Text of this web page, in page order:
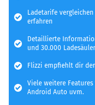
Ladetarife
erfahren
Detaillierte
und 30.000
Flizzi empfiehlt dir
Viele weitere
Android Auto uvm.